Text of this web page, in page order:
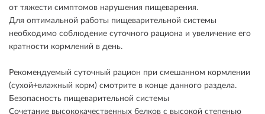
от тяжести симптомов нарушения пищеварения.
Для оптимальной работы пищеварительной системы
необходимо соблюдение суточного рациона и увеличение его
кратности кормлений в день.
Рекомендуемый суточный рацион при смешанном кормлении
(сухой+влажный корм) смотрите в конце данного раздела.
Безопасность пищеварительной системы
Сочетание высококачественных белков с высокой степенью